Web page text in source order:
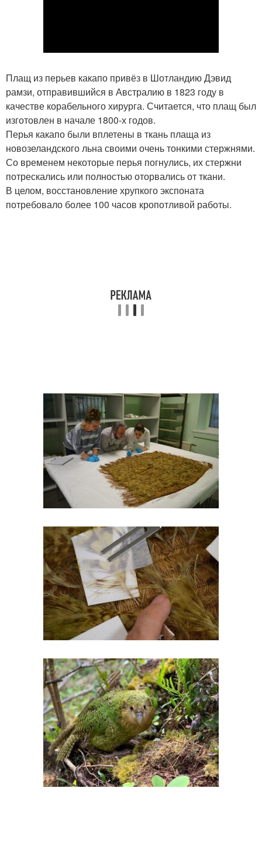
Плащ из перьев какапо привёз в Шотландию Дэвид
рамзи, отправившийся в Австралию в 1823 году в
качестве корабельного хирурга. Считается, что плащ был
изготовлен в начале 1800-х годов.
Перья какапо были вплетены в ткань плаща из
новозеландского льна своими очень тонкими стержнями.
Со временем некоторые перья погнулись, их стержни
потрескались или полностью оторвались от ткани.
В целом, восстановление хрупкого экспоната
потребовало более 100 часов кропотливой работы.